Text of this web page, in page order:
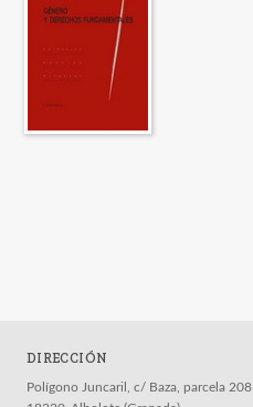
DIRECCIÓN
Polígono Juncaril, c/ Baza, parcela 208